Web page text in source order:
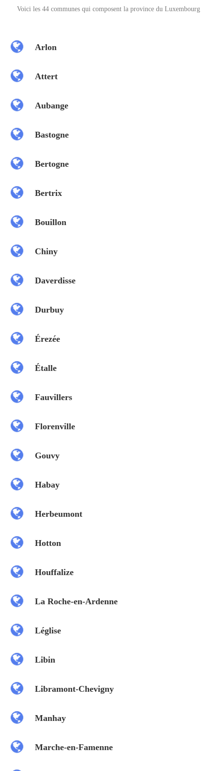
Voici les 44 communes qui composent la province du Luxembourg
Arlon
Attert
Aubange
Bastogne
Bertogne
Bertrix
Bouillon
Chiny
Daverdisse
Durbuy
Érezée
Étalle
Fauvillers
Florenville
Gouvy
Habay
Herbeumont
Hotton
Houffalize
La Roche-en-Ardenne
Léglise
Libin
Libramont-Chevigny
Manhay
Marche-en-Famenne